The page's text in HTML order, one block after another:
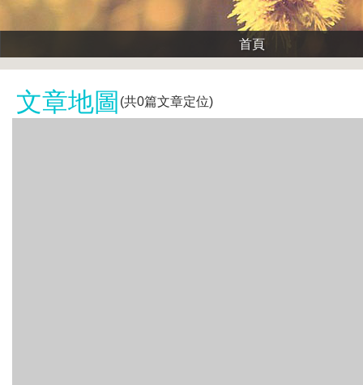
首頁
文章地圖 (共0篇文章定位)